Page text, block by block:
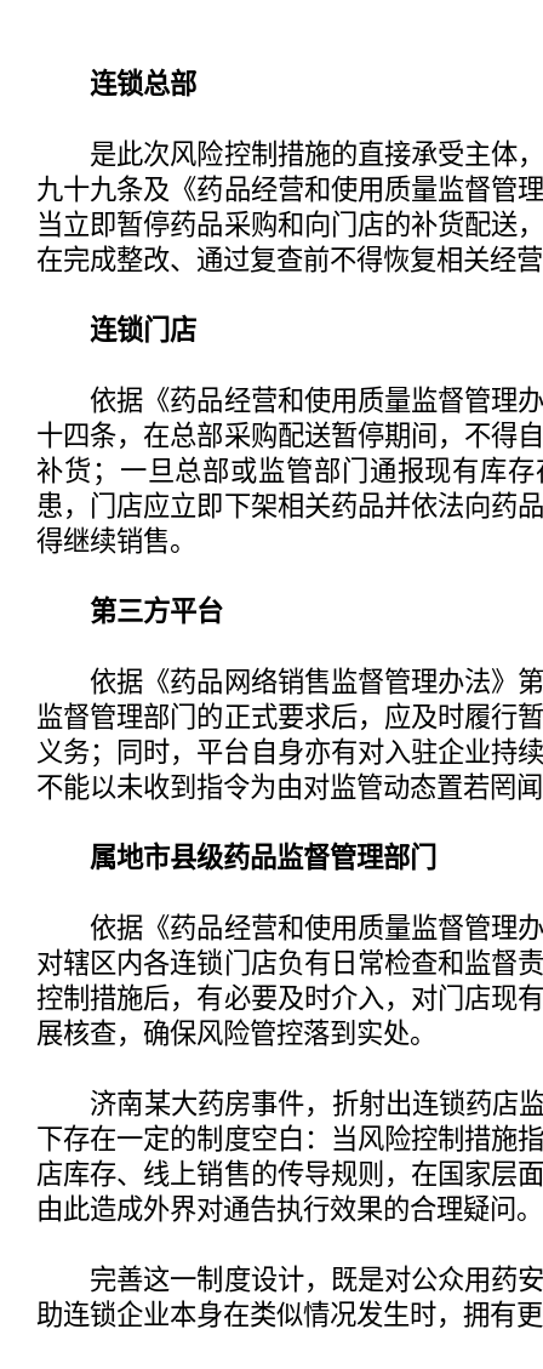
连锁总部
是此次风险控制措施的直接承受主体，
九十九条及《药品经营和使用质量监督管
当立即暂停药品采购和向门店的补货配送
在完成整改、通过复查前不得恢复相关经
连锁门店
依据《药品经营和使用质量监督管理办
十四条，在总部采购配送暂停期间，不得
补货；一旦总部或监管部门通报现有库
患，门店应立即下架相关药品并依法向药
得继续销售。
第三方平台
依据《药品网络销售监督管理办法》第
监督管理部门的正式要求后，应及时履行
义务；同时，平台自身亦有对入驻企业持
不能以未收到指令为由对监管动态置若罔
属地市县级药品监督管理部门
依据《药品经营和使用质量监督管理办
对辖区内各连锁门店负有日常检查和监督
控制措施后，有必要及时介入，对门店现
展核查，确保风险管控落到实处。
济南某大药房事件，折射出连锁药店
下存在一定的制度空白：当风险控制措施
店库存、线上销售的传导规则，在国家层
由此造成外界对通告执行效果的合理疑问。
完善这一制度设计，既是对公众用药安
助连锁企业本身在类似情况发生时，拥有